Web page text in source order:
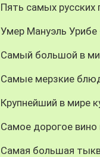
Пять самых русских
Умер Мануэль
Cамый большой в
Самые мерзкие
Крупнейший в мире
Самое дорогое вино
Самая большая